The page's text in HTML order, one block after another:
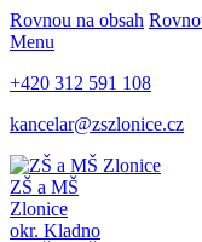
Rovnou na obsah
Menu
+420 312 591 108
kancelar@zszlonice.cz
ZŠ a MŠ
Zlonice
okr. Kladno